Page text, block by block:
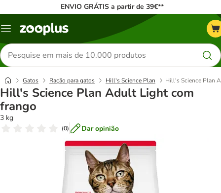
ENVIO GRÁTIS a partir de 39€**
Menu
Pesquisar
produtos
Gatos Ração para gatos Hill's Science Plan Hill's Science Plan
Hill's Science Plan Adult Light com
frango
3 kg
(0) Dar opinião